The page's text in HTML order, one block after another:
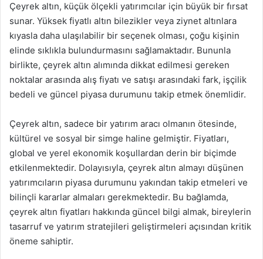
Çeyrek altın, küçük ölçekli yatırımcılar için büyük bir fırsat
sunar. Yüksek fiyatlı altın bilezikler veya ziynet altınlara
kıyasla daha ulaşılabilir bir seçenek olması, çoğu kişinin
elinde sıklıkla bulundurmasını sağlamaktadır. Bununla
birlikte, çeyrek altın alımında dikkat edilmesi gereken
noktalar arasında alış fiyatı ve satışı arasındaki fark, işçilik
bedeli ve güncel piyasa durumunu takip etmek önemlidir.
Çeyrek altın, sadece bir yatırım aracı olmanın ötesinde,
kültürel ve sosyal bir simge haline gelmiştir. Fiyatları,
global ve yerel ekonomik koşullardan derin bir biçimde
etkilenmektedir. Dolayısıyla, çeyrek altın almayı düşünen
yatırımcıların piyasa durumunu yakından takip etmeleri ve
bilinçli kararlar almaları gerekmektedir. Bu bağlamda,
çeyrek altın fiyatları hakkında güncel bilgi almak, bireylerin
tasarruf ve yatırım stratejileri geliştirmeleri açısından kritik
öneme sahiptir.